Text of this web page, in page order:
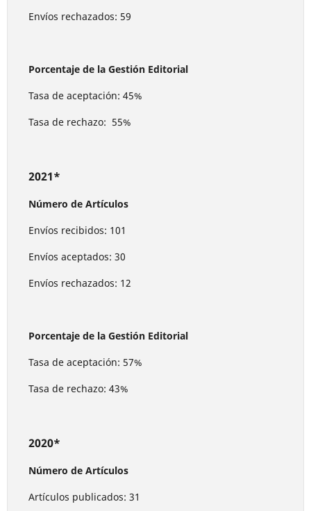
Envíos rechazados: 59
Porcentaje de la Gestión Editorial
Tasa de aceptación: 45%
Tasa de rechazo: 55%
2021*
Número de Artículos
Envíos recibidos: 101
Envíos aceptados: 30
Envíos rechazados: 12
Porcentaje de la Gestión Editorial
Tasa de aceptación: 57%
Tasa de rechazo: 43%
2020*
Número de Artículos
Artículos publicados: 31